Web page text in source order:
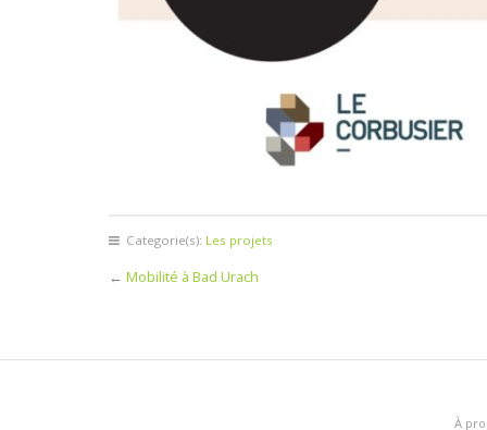
Categorie(s): Les projets
← Mobilité à Bad Urach
À